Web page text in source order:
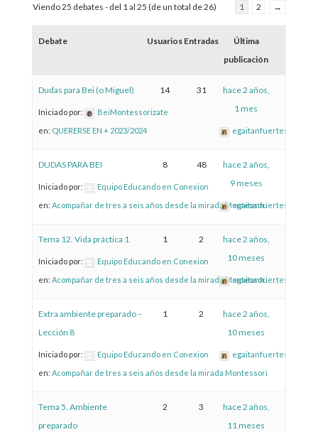
Viendo 25 debates - del 1 al 25 (de un total de 26) 1 2 →
Debate Usuarios Entradas
Última
publicación
Dudas para Bei (o Miguel)
Iniciado por:
BeiMontessorizate
en: QUERERSE EN + 2023/2024
14 31
hace 2 años,
1 mes
egaitanfuertes
DUDAS PARA BEI
Iniciado por:
Equipo Educando en Conexion
en: Acompañar de tres a seis años desde la mirada Montessori
8 48
hace 2 años,
9 meses
egaitanfuertes
Tema 12. Vida práctica 1
Iniciado por:
Equipo Educando en Conexion
en: Acompañar de tres a seis años desde la mirada Montessori
1 2
hace 2 años,
10 meses
egaitanfuertes
Extra ambiente preparado –
Lección 8
Iniciado por:
Equipo Educando en Conexion
en: Acompañar de tres a seis años desde la mirada Montessori
1 2
hace 2 años,
10 meses
egaitanfuertes
Tema 5. Ambiente
preparado
2 3
hace 2 años,
11 meses